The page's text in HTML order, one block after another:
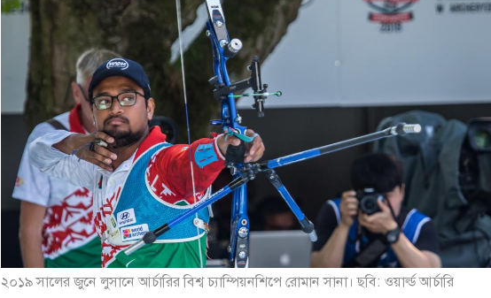
২০১৯ সালের জুনে লুসানে আর্চারির বিশ্ব চ্যাম্পিয়নশিপে রোমান সানা। ছবি: ওয়ার্ল্ড আর্চারি